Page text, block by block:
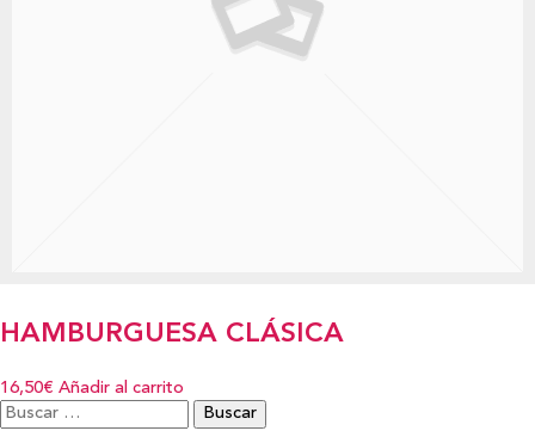
HAMBURGUESA CLÁSICA
16,50€ Añadir al carrito
Buscar: